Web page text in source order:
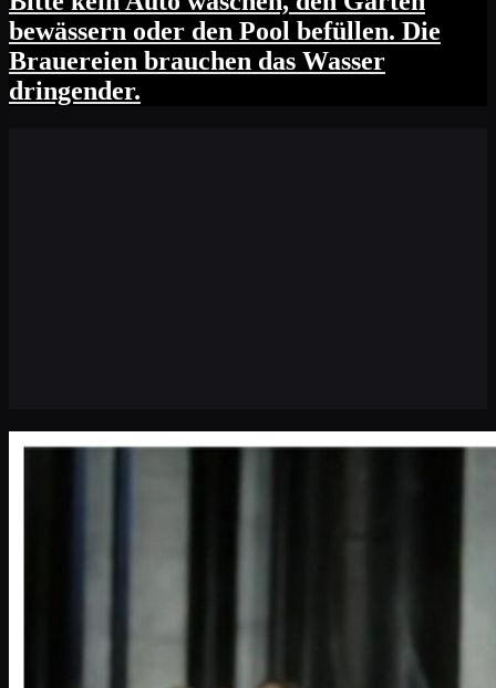
bewässern oder den Pool befüllen. Die
Brauereien brauchen das Wasser
dringender.